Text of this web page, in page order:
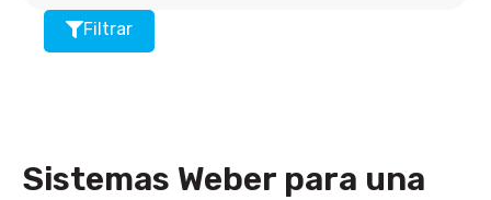
Filtrar
Sistemas Weber para una